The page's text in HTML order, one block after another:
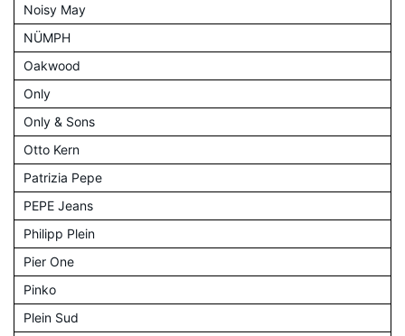
Noisy May
NÜMPH
Oakwood
Only
Only & Sons
Otto Kern
Patrizia Pepe
PEPE Jeans
Philipp Plein
Pier One
Pinko
Plein Sud